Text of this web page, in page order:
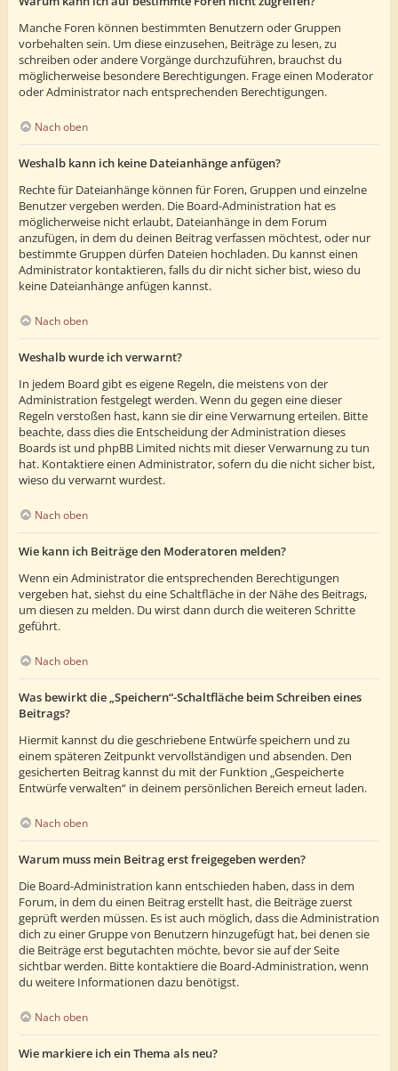
Manche Foren können bestimmten Benutzern oder Gruppen
vorbehalten sein. Um diese einzusehen, Beiträge zu lesen, zu
schreiben oder andere Vorgänge durchzuführen, brauchst du
möglicherweise besondere Berechtigungen. Frage einen Moderator
oder Administrator nach entsprechenden Berechtigungen.
Nach oben
Weshalb kann ich keine Dateianhänge anfügen?
Rechte für Dateianhänge können für Foren, Gruppen und einzelne
Benutzer vergeben werden. Die Board-Administration hat es
möglicherweise nicht erlaubt, Dateianhänge in dem Forum
anzufügen, in dem du deinen Beitrag verfassen möchtest, oder nur
bestimmte Gruppen dürfen Dateien hochladen. Du kannst einen
Administrator kontaktieren, falls du dir nicht sicher bist, wieso du
keine Dateianhänge anfügen kannst.
Nach oben
Weshalb wurde ich verwarnt?
In jedem Board gibt es eigene Regeln, die meistens von der
Administration festgelegt werden. Wenn du gegen eine dieser
Regeln verstoßen hast, kann sie dir eine Verwarnung erteilen. Bitte
beachte, dass dies die Entscheidung der Administration dieses
Boards ist und phpBB Limited nichts mit dieser Verwarnung zu tun
hat. Kontaktiere einen Administrator, sofern du die nicht sicher bist,
wieso du verwarnt wurdest.
Nach oben
Wie kann ich Beiträge den Moderatoren melden?
Wenn ein Administrator die entsprechenden Berechtigungen
vergeben hat, siehst du eine Schaltfläche in der Nähe des Beitrags,
um diesen zu melden. Du wirst dann durch die weiteren Schritte
geführt.
Nach oben
Was bewirkt die „Speichern“-Schaltfläche beim Schreiben eines
Beitrags?
Hiermit kannst du die geschriebene Entwürfe speichern und zu
einem späteren Zeitpunkt vervollständigen und absenden. Den
gesicherten Beitrag kannst du mit der Funktion „Gespeicherte
Entwürfe verwalten“ in deinem persönlichen Bereich erneut laden.
Nach oben
Warum muss mein Beitrag erst freigegeben werden?
Die Board-Administration kann entschieden haben, dass in dem
Forum, in dem du einen Beitrag erstellt hast, die Beiträge zuerst
geprüft werden müssen. Es ist auch möglich, dass die Administration
dich zu einer Gruppe von Benutzern hinzugefügt hat, bei denen sie
die Beiträge erst begutachten möchte, bevor sie auf der Seite
sichtbar werden. Bitte kontaktiere die Board-Administration, wenn
du weitere Informationen dazu benötigst.
Nach oben
Wie markiere ich ein Thema als neu?